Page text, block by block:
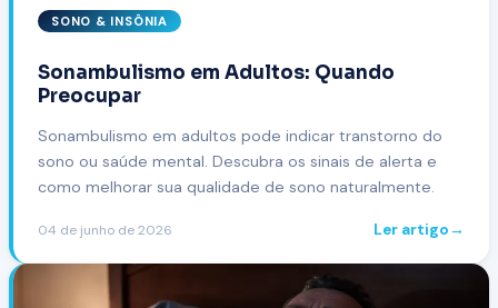
SONO & INSÔNIA
Sonambulismo em Adultos: Quando
Preocupar
Sonambulismo em adultos pode indicar transtorno do
sono ou saúde mental. Descubra os sinais de alerta e
como melhorar sua qualidade de sono naturalmente.
04 de junho de 2026 Ler artigo→